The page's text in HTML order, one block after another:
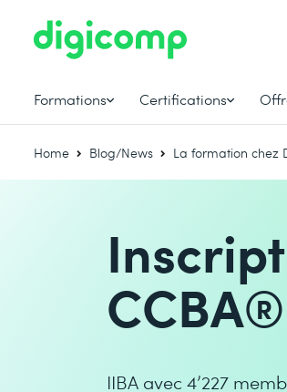
Formations Certifications
Home Blog/News La formation chez
IIBA avec 4’227